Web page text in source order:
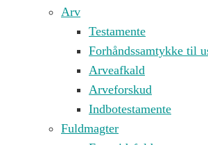
Arv
Testamente
Forhåndssamtykke til
Arveafkald
Arveforskud
Indbotestamente
Fuldmagter